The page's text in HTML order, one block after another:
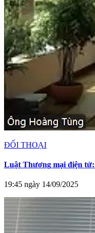
ĐỐI THOẠI
Luật Thương mại điện
19:45 ngày 14/09/2025